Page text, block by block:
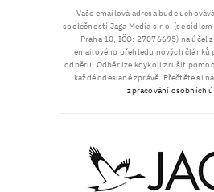
Vaše emailová adresa bude
společností Jaga Media s.r.o. (se
Praha 10, IČO: 27076695) na účel
emailového přehledu nových článků
odběru. Odběr lze kdykoli zrušit
každé odeslané zprávě. Přečtěte si
zpracování osobních